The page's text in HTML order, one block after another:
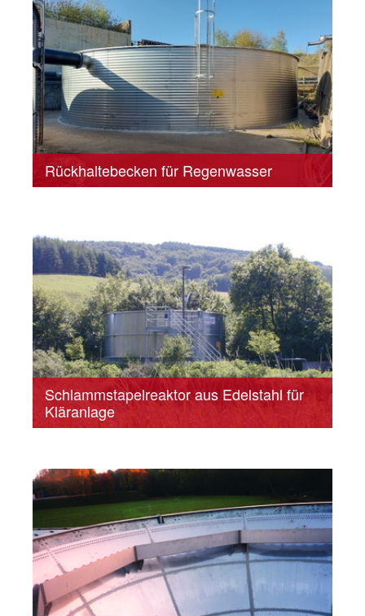
Rückhaltebecken für Regenwasser
Schlammstapelreaktor aus Edelstahl für
Kläranlage